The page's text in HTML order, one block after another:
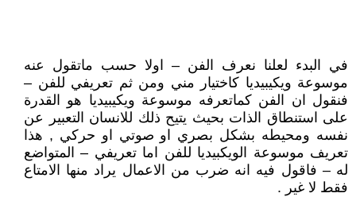
في البدء لعلنا نعرف الفن – اولا حسب ماتقول عنه
موسوعة ويكيبيديا كاختيار مني ومن ثم تعريفي للفن –
فنقول ان الفن كماتعرفه موسوعة ويكيبيديا هو القدرة
على استنطاق الذات بحيث يتيح ذلك للانسان التعبير عن
نفسه ومحيطه بشكل بصري او صوتي او حركي , هذا
تعريف موسوعة الويكبيديا للفن اما تعريفي – المتواضع
له – فاقول فيه انه ضرب من الاعمال يراد منها الامتاع
فقط لا غير .